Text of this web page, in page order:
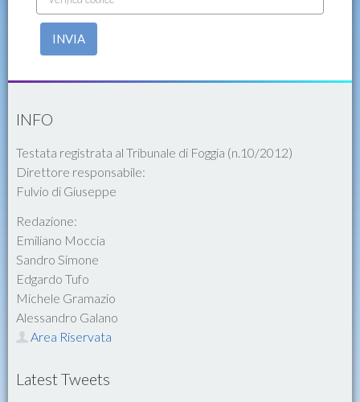
INVIA
INFO
Testata registrata al Tribunale di Foggia (n.10/2012)
Direttore responsabile:
Fulvio di Giuseppe
Redazione:
Emiliano Moccia
Sandro Simone
Edgardo Tufo
Michele Gramazio
Alessandro Galano
Area Riservata
Latest Tweets